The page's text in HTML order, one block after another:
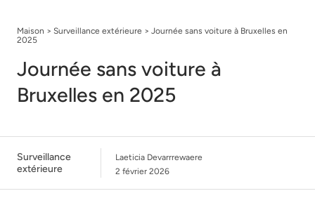
Maison > Surveillance extérieure > Journée sans voiture à Bruxelles en
2025
Journée sans voiture à
Bruxelles en 2025
Surveillance
extérieure
Laeticia Devarrrewaere
2 février 2026